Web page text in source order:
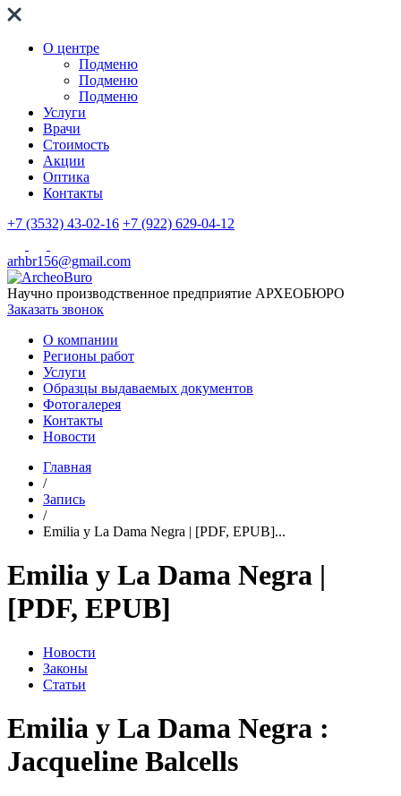
О центре
Подменю
Подменю
Подменю
Услуги
Врачи
Стоимость
Акции
Оптика
Контакты
+7 (3532) 43-02-16 +7 (922) 629-04-12
arhbr156@gmail.com
Научно производственное предприятие АРХЕОБЮРО
Заказать звонок
О компании
Регионы работ
Услуги
Образцы выдаваемых документов
Фотогалерея
Контакты
Новости
Главная
/
Запись
/
Emilia y La Dama Negra | [PDF, EPUB]...
Emilia y La Dama Negra |
[PDF, EPUB]
Новости
Законы
Статьи
Emilia y La Dama Negra :
Jacqueline Balcells